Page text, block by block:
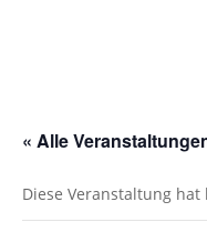
« Alle
Diese Veranstaltung